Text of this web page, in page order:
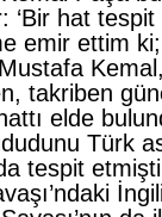
‘Bir hat
emir ettim
takriben
elde
Türk
tespit